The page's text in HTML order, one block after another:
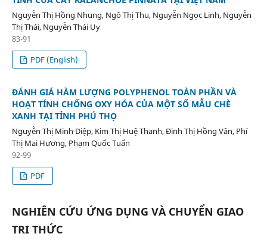
Nguyễn Thị Hồng Nhung, Ngô Thị Thu, Nguyễn Ngọc Linh, Nguyễn
Thị Thái, Nguyễn Thái Uy
83-91
PDF (English)
ĐÁNH GIÁ HÀM LƯỢNG POLYPHENOL TOÀN PHẦN VÀ
HOẠT TÍNH CHỐNG OXY HÓA CỦA MỘT SỐ MẪU CHÈ
XANH TẠI TỈNH PHÚ THỌ
Nguyễn Thị Minh Diệp, Kim Thị Huệ Thanh, Đinh Thị Hồng Vân, Phí
Thị Mai Hương, Phạm Quốc Tuấn
92-99
PDF
NGHIÊN CỨU ỨNG DỤNG VÀ CHUYỂN GIAO
TRI THỨC